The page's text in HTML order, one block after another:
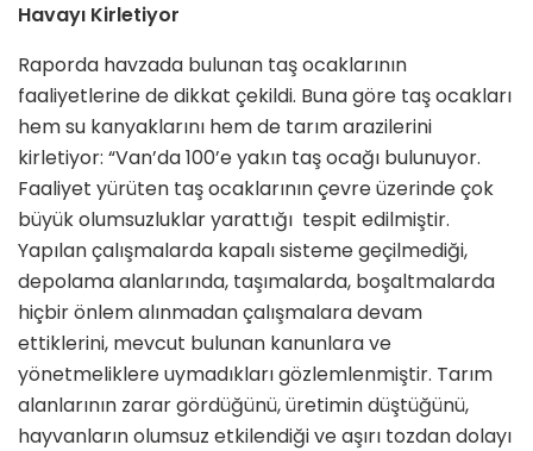
Havayı Kirletiyor
Raporda havzada bulunan taş ocaklarının
faaliyetlerine de dikkat çekildi. Buna göre taş ocakları
hem su kanyaklarını hem de tarım arazilerini
kirletiyor: “Van’da 100’e yakın taş ocağı bulunuyor.
Faaliyet yürüten taş ocaklarının çevre üzerinde çok
büyük olumsuzluklar yarattığı tespit edilmiştir.
Yapılan çalışmalarda kapalı sisteme geçilmediği,
depolama alanlarında, taşımalarda, boşaltmalarda
hiçbir önlem alınmadan çalışmalara devam
ettiklerini, mevcut bulunan kanunlara ve
yönetmeliklere uymadıkları gözlemlenmiştir. Tarım
alanlarının zarar gördüğünü, üretimin düştüğünü,
hayvanların olumsuz etkilendiği ve aşırı tozdan dolayı